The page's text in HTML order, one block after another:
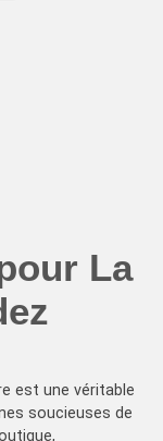
La
est une véritable
soucieuses de